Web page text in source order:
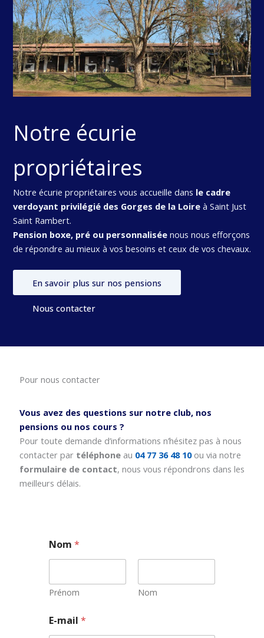
Notre écurie
propriétaires
Notre écurie propriétaires vous accueille dans le cadre
verdoyant privilégié des Gorges de la Loireà Saint Just
Saint Rambert.
Pension boxe, pré ou personnaliséenous nous efforçons
de répondre au mieux à vos besoins et ceux de vos chevaux.
En savoir plus sur nos pensions
Nous contacter
Pour nous contacter
Vous avez des questions sur notre club, nos
pensions ou nos cours ?
Pour toute demande d’informations n’hésitez pas à nous
contacter par téléphoneau 04 77 36 48 10 ou via notre
formulaire de contact, nous vous répondrons dans les
meilleurs délais.
Nom*
Prénom Nom
-
m
E-mail*